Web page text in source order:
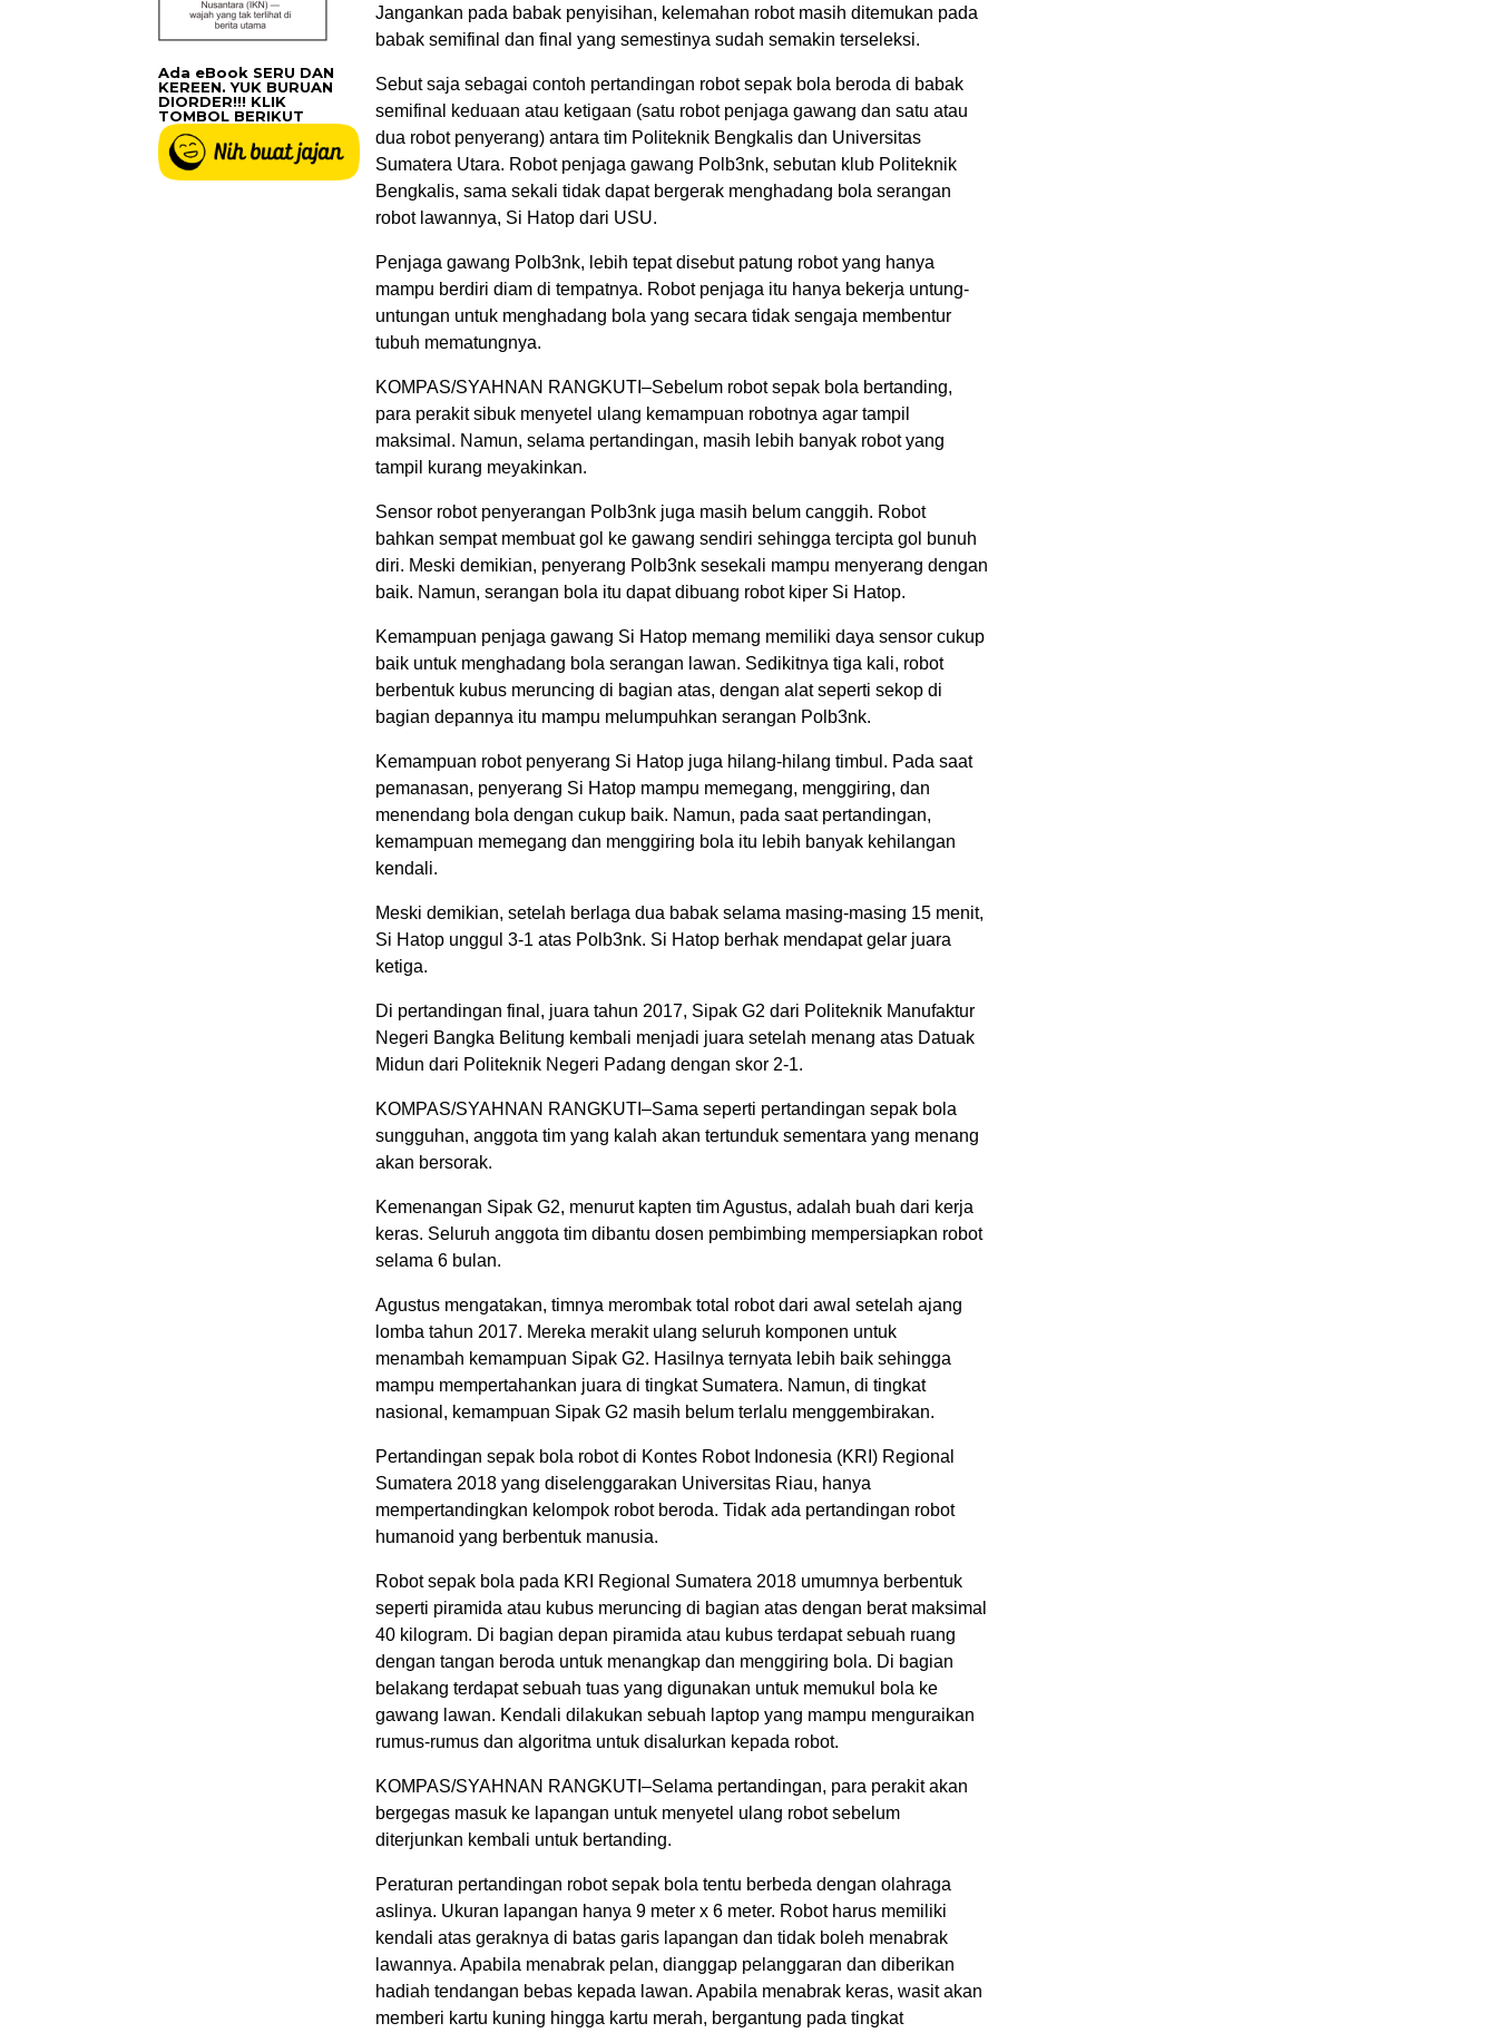
Jangankan pada babak penyisihan, kelemahan robot masih ditemukan pada
babak semifinal dan final yang semestinya sudah semakin terseleksi.
Sebut saja sebagai contoh pertandingan robot sepak bola beroda di babak
semifinal keduaan atau ketigaan (satu robot penjaga gawang dan satu atau
dua robot penyerang) antara tim Politeknik Bengkalis dan Universitas
Sumatera Utara. Robot penjaga gawang Polb3nk, sebutan klub Politeknik
Bengkalis, sama sekali tidak dapat bergerak menghadang bola serangan
robot lawannya, Si Hatop dari USU.
Penjaga gawang Polb3nk, lebih tepat disebut patung robot yang hanya
mampu berdiri diam di tempatnya. Robot penjaga itu hanya bekerja untung-
untungan untuk menghadang bola yang secara tidak sengaja membentur
tubuh mematungnya.
KOMPAS/SYAHNAN RANGKUTI–Sebelum robot sepak bola bertanding,
para perakit sibuk menyetel ulang kemampuan robotnya agar tampil
maksimal. Namun, selama pertandingan, masih lebih banyak robot yang
tampil kurang meyakinkan.
Sensor robot penyerangan Polb3nk juga masih belum canggih. Robot
bahkan sempat membuat gol ke gawang sendiri sehingga tercipta gol bunuh
diri. Meski demikian, penyerang Polb3nk sesekali mampu menyerang dengan
baik. Namun, serangan bola itu dapat dibuang robot kiper Si Hatop.
Kemampuan penjaga gawang Si Hatop memang memiliki daya sensor cukup
baik untuk menghadang bola serangan lawan. Sedikitnya tiga kali, robot
berbentuk kubus meruncing di bagian atas, dengan alat seperti sekop di
bagian depannya itu mampu melumpuhkan serangan Polb3nk.
Kemampuan robot penyerang Si Hatop juga hilang-hilang timbul. Pada saat
pemanasan, penyerang Si Hatop mampu memegang, menggiring, dan
menendang bola dengan cukup baik. Namun, pada saat pertandingan,
kemampuan memegang dan menggiring bola itu lebih banyak kehilangan
kendali.
Meski demikian, setelah berlaga dua babak selama masing-masing 15 menit,
Si Hatop unggul 3-1 atas Polb3nk. Si Hatop berhak mendapat gelar juara
ketiga.
Di pertandingan final, juara tahun 2017, Sipak G2 dari Politeknik Manufaktur
Negeri Bangka Belitung kembali menjadi juara setelah menang atas Datuak
Midun dari Politeknik Negeri Padang dengan skor 2-1.
KOMPAS/SYAHNAN RANGKUTI–Sama seperti pertandingan sepak bola
sungguhan, anggota tim yang kalah akan tertunduk sementara yang menang
akan bersorak.
Kemenangan Sipak G2, menurut kapten tim Agustus, adalah buah dari kerja
keras. Seluruh anggota tim dibantu dosen pembimbing mempersiapkan robot
selama 6 bulan.
Agustus mengatakan, timnya merombak total robot dari awal setelah ajang
lomba tahun 2017. Mereka merakit ulang seluruh komponen untuk
menambah kemampuan Sipak G2. Hasilnya ternyata lebih baik sehingga
mampu mempertahankan juara di tingkat Sumatera. Namun, di tingkat
nasional, kemampuan Sipak G2 masih belum terlalu menggembirakan.
Pertandingan sepak bola robot di Kontes Robot Indonesia (KRI) Regional
Sumatera 2018 yang diselenggarakan Universitas Riau, hanya
mempertandingkan kelompok robot beroda. Tidak ada pertandingan robot
humanoid yang berbentuk manusia.
Robot sepak bola pada KRI Regional Sumatera 2018 umumnya berbentuk
seperti piramida atau kubus meruncing di bagian atas dengan berat maksimal
40 kilogram. Di bagian depan piramida atau kubus terdapat sebuah ruang
dengan tangan beroda untuk menangkap dan menggiring bola. Di bagian
belakang terdapat sebuah tuas yang digunakan untuk memukul bola ke
gawang lawan. Kendali dilakukan sebuah laptop yang mampu menguraikan
rumus-rumus dan algoritma untuk disalurkan kepada robot.
KOMPAS/SYAHNAN RANGKUTI–Selama pertandingan, para perakit akan
bergegas masuk ke lapangan untuk menyetel ulang robot sebelum
diterjunkan kembali untuk bertanding.
Peraturan pertandingan robot sepak bola tentu berbeda dengan olahraga
aslinya. Ukuran lapangan hanya 9 meter x 6 meter. Robot harus memiliki
kendali atas geraknya di batas garis lapangan dan tidak boleh menabrak
lawannya. Apabila menabrak pelan, dianggap pelanggaran dan diberikan
hadiah tendangan bebas kepada lawan. Apabila menabrak keras, wasit akan
memberi kartu kuning hingga kartu merah, bergantung pada tingkat
Ada eBook SERU DAN
KEREEN. YUK BURUAN
DIORDER!!! KLIK
TOMBOL BERIKUT